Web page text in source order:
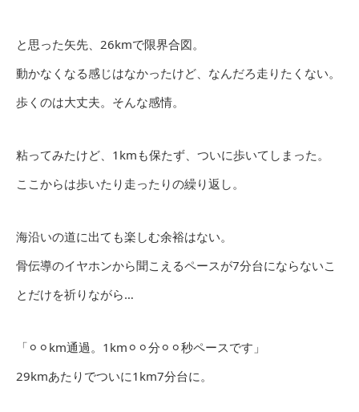
と思った矢先、26kmで限界合図。
動かなくなる感じはなかったけど、なんだろ走りたくない。
歩くのは大丈夫。そんな感情。
粘ってみたけど、1kmも保たず、ついに歩いてしまった。
ここからは歩いたり走ったりの繰り返し。
海沿いの道に出ても楽しむ余裕はない。
骨伝導のイヤホンから聞こえるペースが7分台にならないこ
とだけを祈りながら…
「⚪︎⚪︎km通過。1km⚪︎⚪︎分⚪︎⚪︎秒ペースです」
29kmあたりでついに1km7分台に。